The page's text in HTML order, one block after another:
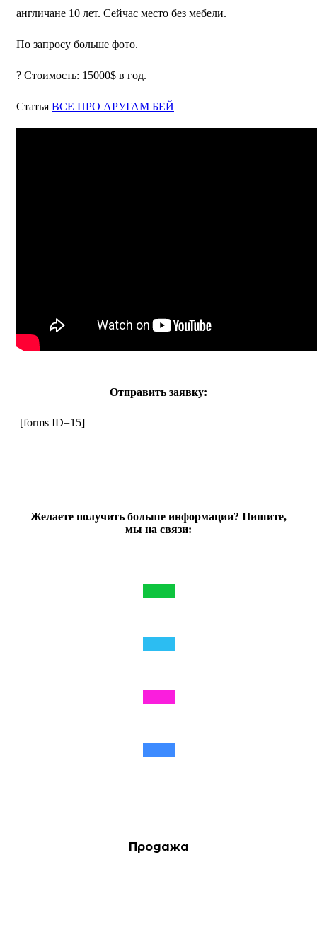
англичане 10 лет. Сейчас место без мебели.
По запросу больше фото.
? Стоимость: 15000$ в год.
Статья ВСЕ ПРО АРУГАМ БЕЙ
Отправить заявку:
[forms ID=15]
Желаете получить больше информации? Пишите,
мы на связи:
Продажа